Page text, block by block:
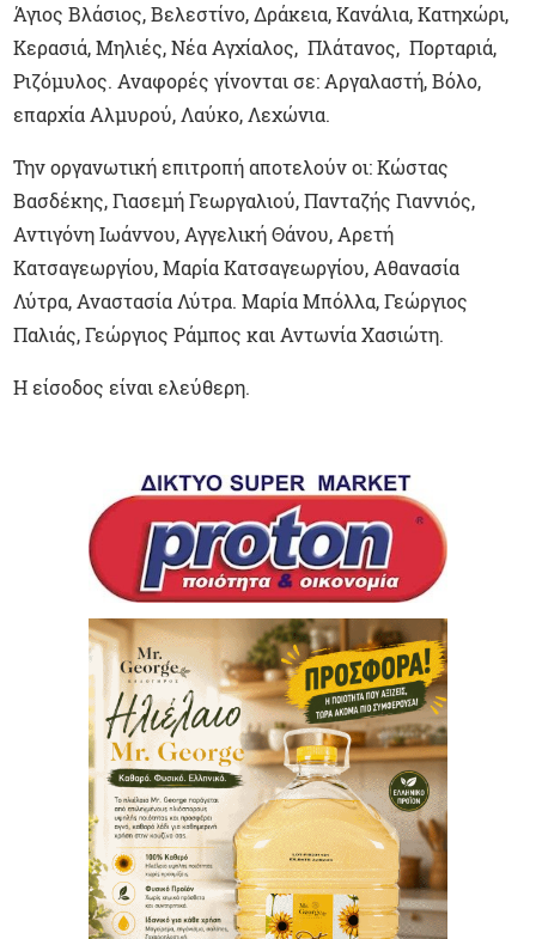
Άγιος Βλάσιος, Βελεστίνο, Δράκεια, Κανάλια, Κατηχώρι,
Κερασιά, Μηλιές, Νέα Αγχίαλος, Πλάτανος, Πορταριά,
Ριζόμυλος. Αναφορές γίνονται σε: Αργαλαστή, Βόλο,
επαρχία Αλμυρού, Λαύκο, Λεχώνια.
Την οργανωτική επιτροπή αποτελούν οι: Κώστας
Βασδέκης, Γιασεμή Γεωργαλιού, Πανταζής Γιαννιός,
Αντιγόνη Ιωάννου, Αγγελική Θάνου, Αρετή
Κατσαγεωργίου, Μαρία Κατσαγεωργίου, Αθανασία
Λύτρα, Αναστασία Λύτρα. Μαρία Μπόλλα, Γεώργιος
Παλιάς, Γεώργιος Ράμπος και Αντωνία Χασιώτη.
Η είσοδος είναι ελεύθερη.